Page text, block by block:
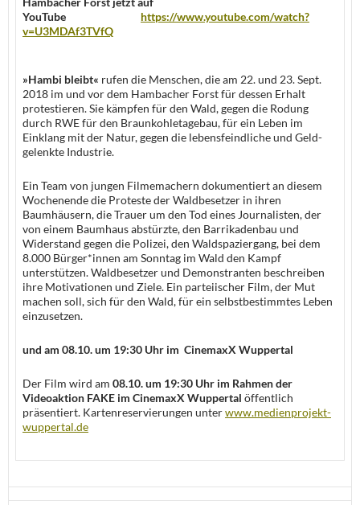
YouTube
https://www.youtube.com/watch?
v=U3MDAf3TVfQ
»Hambi bleibt« rufen die Menschen, die am 22. und 23. Sept.
2018 im und vor dem Hambacher Forst für dessen Erhalt
protestieren. Sie kämpfen für den Wald, gegen die Rodung
durch RWE für den Braunkohletagebau, für ein Leben im
Einklang mit der Natur, gegen die lebensfeindliche und Geld-
gelenkte Industrie.
Ein Team von jungen Filmemachern dokumentiert an diesem
Wochenende die Proteste der Waldbesetzer in ihren
Baumhäusern, die Trauer um den Tod eines Journalisten, der
von einem Baumhaus abstürzte, den Barrikadenbau und
Widerstand gegen die Polizei, den Waldspaziergang, bei dem
8.000 Bürger*innen am Sonntag im Wald den Kampf
unterstützen. Waldbesetzer und Demonstranten beschreiben
ihre Motivationen und Ziele. Ein parteiischer Film, der Mut
machen soll, sich für den Wald, für ein selbstbestimmtes Leben
einzusetzen.
und am 08.10. um 19:30 Uhr im CinemaxX Wuppertal
Der Film wird am 08.10. um 19:30 Uhr im Rahmen der
Videoaktion FAKE im CinemaxX Wuppertal öffentlich
präsentiert. Kartenreservierungen unterwww.medienprojekt-
wuppertal.de